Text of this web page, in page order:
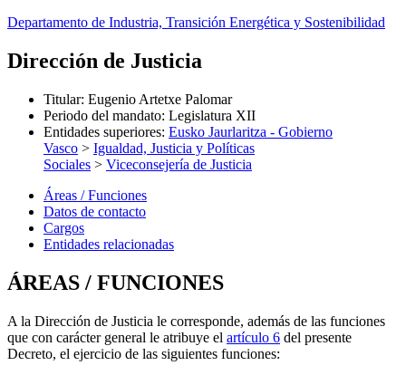
Departamento de Industria, Transición Energética y Sostenibilidad
Dirección de Justicia
Titular: Eugenio Artetxe Palomar
Periodo del mandato: Legislatura XII
Entidades superiores: Eusko Jaurlaritza - Gobierno
Vasco > Igualdad, Justicia y Políticas
Sociales > Viceconsejería de Justicia
Áreas / Funciones
Datos de contacto
Cargos
Entidades relacionadas
ÁREAS / FUNCIONES
A la Dirección de Justicia le corresponde, además de las funciones
que con carácter general le atribuye el artículo 6 del presente
Decreto, el ejercicio de las siguientes funciones: